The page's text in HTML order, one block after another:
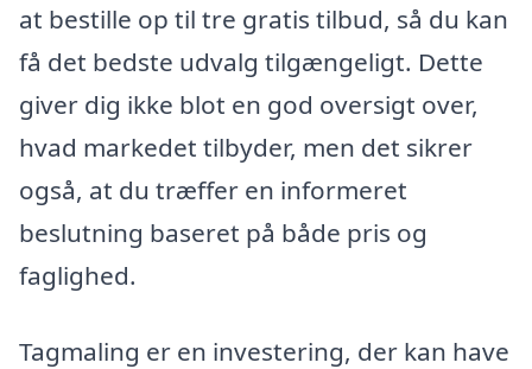
at bestille op til tre gratis tilbud, så du kan
få det bedste udvalg tilgængeligt. Dette
giver dig ikke blot en god oversigt over,
hvad markedet tilbyder, men det sikrer
også, at du træffer en informeret
beslutning baseret på både pris og
faglighed.
Tagmaling er en investering, der kan have